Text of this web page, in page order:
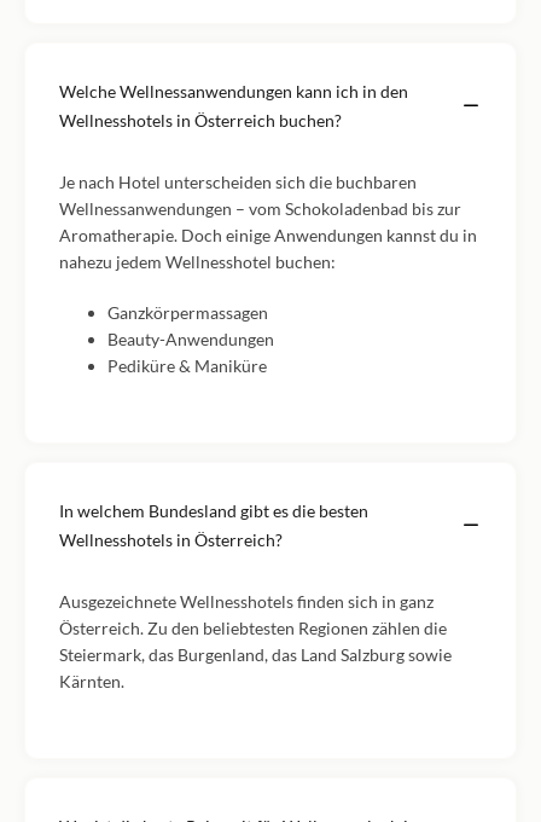
Welche Wellnessanwendungen kann ich in den
Wellnesshotels in Österreich buchen?
Je nach Hotel unterscheiden sich die buchbaren
Wellnessanwendungen – vom Schokoladenbad bis zur
Aromatherapie. Doch einige Anwendungen kannst du in
nahezu jedem Wellnesshotel buchen:
Ganzkörpermassagen
Beauty-Anwendungen
Pediküre & Maniküre
In welchem Bundesland gibt es die besten
Wellnesshotels in Österreich?
Ausgezeichnete Wellnesshotels finden sich in ganz
Österreich. Zu den beliebtesten Regionen zählen die
Steiermark, das Burgenland, das Land Salzburg sowie
Kärnten.